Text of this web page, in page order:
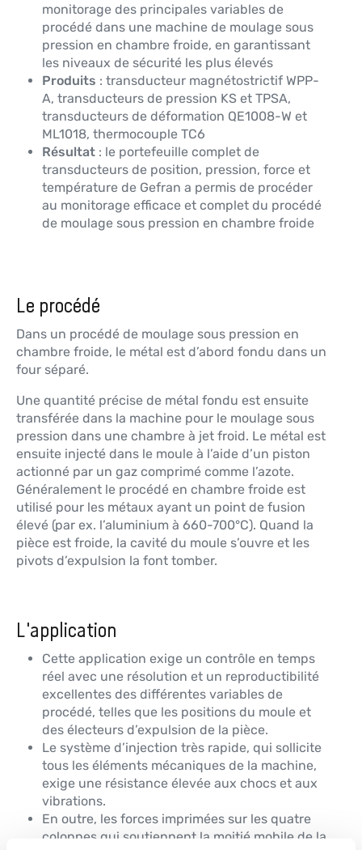
monitorage des principales variables de
procédé dans une machine de moulage sous
pression en chambre froide, en garantissant
les niveaux de sécurité les plus élevés
Produits : transducteur magnétostrictif WPP-
A, transducteurs de pression KS et TPSA,
transducteurs de déformation QE1008-W et
ML1018, thermocouple TC6
Résultat : le portefeuille complet de
transducteurs de position, pression, force et
température de Gefran a permis de procéder
au monitorage efficace et complet du procédé
de moulage sous pression en chambre froide
Le procédé
Dans un procédé de moulage sous pression en
chambre froide, le métal est d’abord fondu dans un
four séparé.
Une quantité précise de métal fondu est ensuite
transférée dans la machine pour le moulage sous
pression dans une chambre à jet froid. Le métal est
ensuite injecté dans le moule à l’aide d’un piston
actionné par un gaz comprimé comme l’azote.
Généralement le procédé en chambre froide est
utilisé pour les métaux ayant un point de fusion
élevé (par ex. l’aluminium à 660-700°C). Quand la
pièce est froide, la cavité du moule s’ouvre et les
pivots d’expulsion la font tomber.
L'application
Cette application exige un contrôle en temps
réel avec une résolution et un reproductibilité
excellentes des différentes variables de
procédé, telles que les positions du moule et
des électeurs d’expulsion de la pièce.
Le système d’injection très rapide, qui sollicite
tous les éléments mécaniques de la machine,
exige une résistance élevée aux chocs et aux
vibrations.
En outre, les forces imprimées sur les quatre
colonnes qui soutiennent la moitié mobile de la